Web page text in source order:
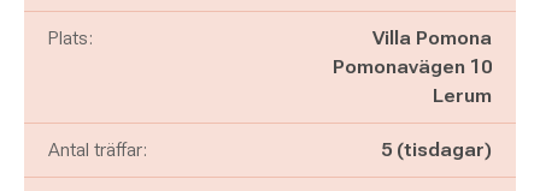
Plats:
Villa Pomona
Pomonavägen 10
Lerum
Antal träffar: 5 (tisdagar)